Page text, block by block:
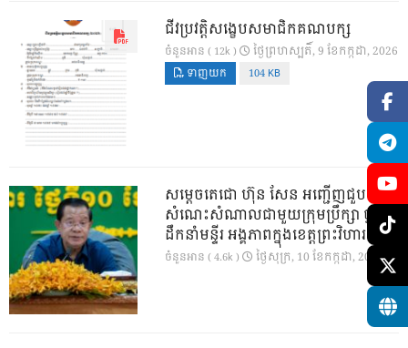
ជីវប្រវត្តិសង្ខេបសមាជិកគណបក្ស
ចំនួនអាន ( 12k ) ថ្ងៃ​ព្រហស្បតិ៍, 9 ខែ​កក្កដា, 2026
ទាញយក 104 KB
សម្តេចតេជោ ហ៊ុន សែន អញ្ជើញជួប
សំណេះសំណាលជាមួយក្រុមប្រឹក្សា ថ្នាក់
ដឹកនាំមន្ទីរ អង្គភាពក្នុងខេត្តព្រះវិហារ
ចំនួនអាន ( 4.6k ) ថ្ងៃ​សុក្រ, 10 ខែ​កក្កដា, 2026